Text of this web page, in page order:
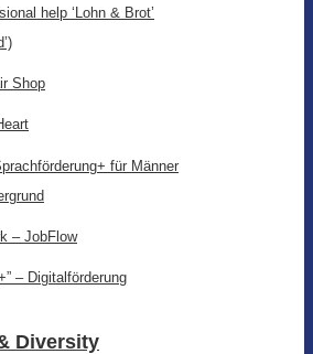
help ‘Lohn & Brot’
Shop
für Männer
– JobFlow
– Digitalförderung
Diversity